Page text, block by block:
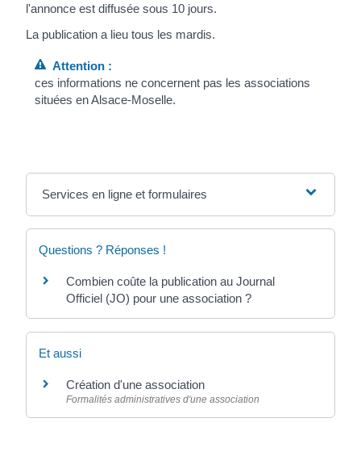
l'annonce est diffusée sous 10 jours.
La publication a lieu tous les mardis.
Attention :
ces informations ne concernent pas les associations
situées en Alsace-Moselle.
Services en ligne et formulaires
Questions ? Réponses !
Combien coûte la publication au Journal
Officiel (JO) pour une association ?
Et aussi
Création d'une association
Formalités administratives d'une association